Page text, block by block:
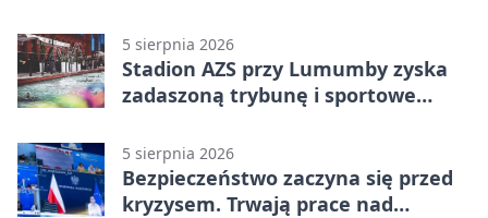
5 sierpnia 2026
Stadion AZS przy Lumumby zyska
zadaszoną trybunę i sportowe
5 sierpnia 2026
Bezpieczeństwo zaczyna się przed
kryzysem. Trwają prace nad